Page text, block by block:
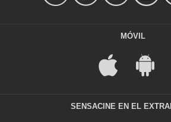
MÓVIL
SENSACINE EN EL